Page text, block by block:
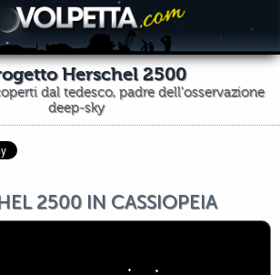
Herschel 2500
dal tedesco, padre dell'osservazione
deep-sky
2500 IN CASSIOPEIA